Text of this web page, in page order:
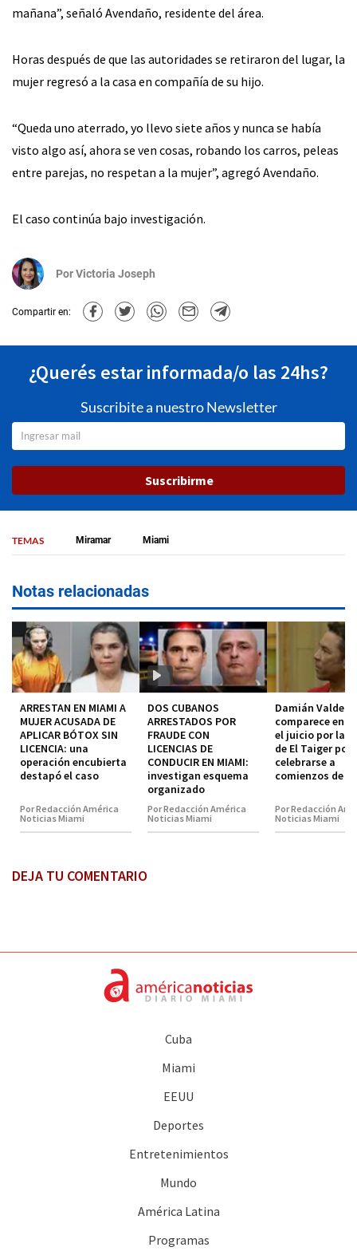
mañana”, señaló Avendaño, residente del área.
Horas después de que las autoridades se retiraron del lugar, la
mujer regresó a la casa en compañía de su hijo.
“Queda uno aterrado, yo llevo siete años y nunca se había
visto algo así, ahora se ven cosas, robando los carros, peleas
entre parejas, no respetan a la mujer”, agregó Avendaño.
El caso continúa bajo investigación.
PorVictoria Joseph
Compartir en:
¿Querés estar informada/o las 24hs?
Suscribite a nuestro Newsletter
Suscribirme
TEMAS Miramar Miami
Notas relacionadas
ARRESTAN EN MIAMI A
MUJER ACUSADA DE
APLICAR BÓTOX SIN
LICENCIA: una
operación encubierta
destapó el caso
Por Redacción América
Noticias Miami
DOS CUBANOS
ARRESTADOS POR
FRAUDE CON
LICENCIAS DE
CONDUCIR EN MIAMI:
investigan esquema
organizado
Por Redacción América
Noticias Miami
Damián Valdez
comparece en
el juicio por la
de El Taiger
celebrarse a
comienzos de
Por Redacción
Noticias Miami
DEJA TU COMENTARIO
Cuba
Miami
EEUU
Deportes
Entretenimientos
Mundo
América Latina
Programas